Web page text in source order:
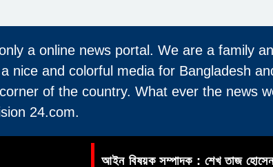
a online news portal. We are a family
nice and colorful media for Bangladesh
of the country. What ever the news
24.com.
আইন বিষয়ক সম্পাদক : শেখ তাজ